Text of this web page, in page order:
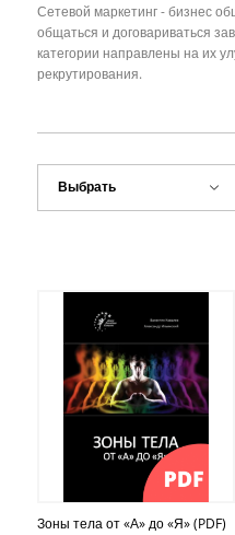
Сетевой маркетинг - бизнес
общаться и договариваться
категории направлены на их
рекрутирования.
Выбрать
Зоны тела от «А» до «Я» (PDF)